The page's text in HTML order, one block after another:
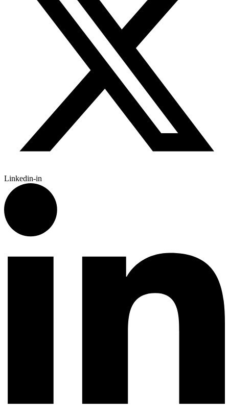
Linkedin-in